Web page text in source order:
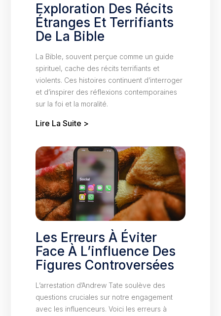
Exploration Des Récits
Étranges Et Terrifiants
De La Bible
La Bible, souvent perçue comme un guide
spirituel, cache des récits terrifiants et
violents. Ces histoires continuent d’interroger
et d’inspirer des réflexions contemporaines
sur la foi et la moralité.
Lire La Suite >
Les Erreurs À Éviter
Face À L’influence Des
Figures Controversées
L’arrestation d’Andrew Tate soulève des
questions cruciales sur notre engagement
avec les influenceurs. Voici les erreurs à